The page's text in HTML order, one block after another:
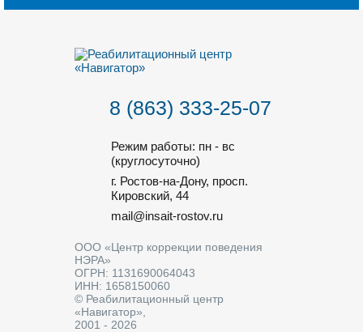
8 (863) 333-25-07
Режим работы: пн - вс
(круглосуточно)
г. Ростов-на-Дону, просп.
Кировский, 44
mail@insait-rostov.ru
ООО «Центр коррекции поведения
НЭРА»
ОГРН: 1131690064043
ИНН: 1658150060
© Реабилитационный центр
«Навигатор»,
2001 - 2026